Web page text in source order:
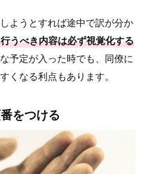
ようとすれば途中で訳が分か
うべき内容は必ず視覚化する
予定が入った時でも、同僚に
くなる利点もあります。
をつける